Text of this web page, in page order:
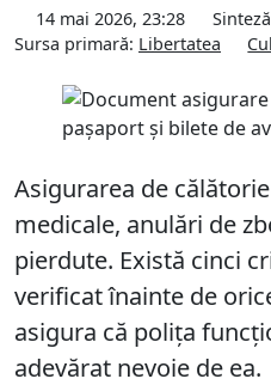
14 mai 2026, 23:28
Sursa primară: Libertatea
Asigurarea de
medicale, anulări de
pierdute. Există cinci
verificat înainte de
asigura că polița
adevărat nevoie de ea.